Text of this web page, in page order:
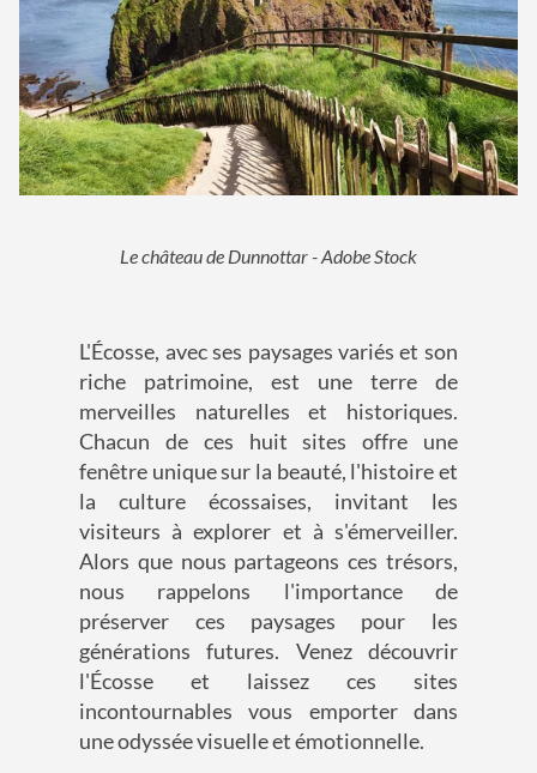
Le château de Dunnottar - Adobe Stock
L'Écosse, avec ses paysages variés et son
riche patrimoine, est une terre de
merveilles naturelles et historiques.
Chacun de ces huit sites offre une
fenêtre unique sur la beauté, l'histoire et
la culture écossaises, invitant les
visiteurs à explorer et à s'émerveiller.
Alors que nous partageons ces trésors,
nous rappelons l'importance de
préserver ces paysages pour les
générations futures. Venez découvrir
l'Écosse et laissez ces sites
incontournables vous emporter dans
une odyssée visuelle et émotionnelle.